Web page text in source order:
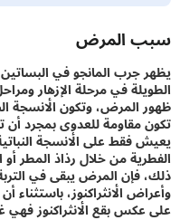
المرض
المانجو في البساتين
في مرحلة الإزهار ومراحل
وتكون الأنسجة
للعدوى بمجرد أن تصل
على الأنسجة النباتية
من خلال رذاذ المطر أو
فإن المرض يبقى في التربة.
الأنثراكنوز، باستثناء أن
بقع الأنثراكنوز فهي غير